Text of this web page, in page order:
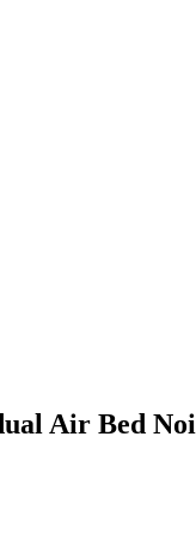
Air Bed